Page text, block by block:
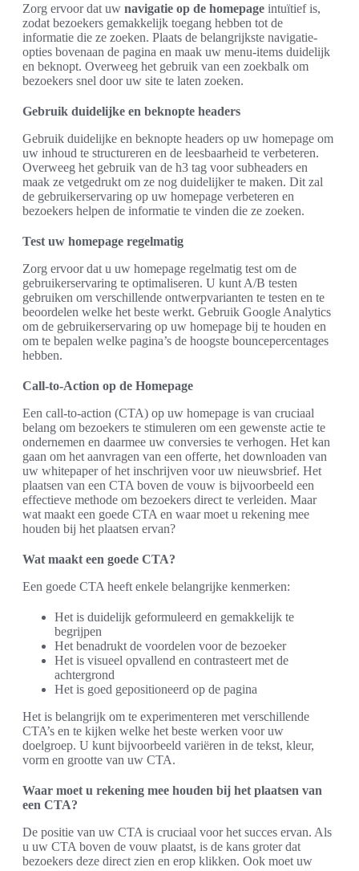
Zorg ervoor dat uw navigatie op de homepage intuïtief is,
zodat bezoekers gemakkelijk toegang hebben tot de
informatie die ze zoeken. Plaats de belangrijkste navigatie-
opties bovenaan de pagina en maak uw menu-items duidelijk
en beknopt. Overweeg het gebruik van een zoekbalk om
bezoekers snel door uw site te laten zoeken.
Gebruik duidelijke en beknopte headers
Gebruik duidelijke en beknopte headers op uw homepage om
uw inhoud te structureren en de leesbaarheid te verbeteren.
Overweeg het gebruik van de h3 tag voor subheaders en
maak ze vetgedrukt om ze nog duidelijker te maken. Dit zal
de gebruikerservaring op uw homepage verbeteren en
bezoekers helpen de informatie te vinden die ze zoeken.
Test uw homepage regelmatig
Zorg ervoor dat u uw homepage regelmatig test om de
gebruikerservaring te optimaliseren. U kunt A/B testen
gebruiken om verschillende ontwerpvarianten te testen en te
beoordelen welke het beste werkt. Gebruik Google Analytics
om de gebruikerservaring op uw homepage bij te houden en
om te bepalen welke pagina’s de hoogste bouncepercentages
hebben.
Call-to-Action op de Homepage
Een call-to-action (CTA) op uw homepage is van cruciaal
belang om bezoekers te stimuleren om een gewenste actie te
ondernemen en daarmee uw conversies te verhogen. Het kan
gaan om het aanvragen van een offerte, het downloaden van
uw whitepaper of het inschrijven voor uw nieuwsbrief. Het
plaatsen van een CTA boven de vouw is bijvoorbeeld een
effectieve methode om bezoekers direct te verleiden. Maar
wat maakt een goede CTA en waar moet u rekening mee
houden bij het plaatsen ervan?
Wat maakt een goede CTA?
Een goede CTA heeft enkele belangrijke kenmerken:
Het is duidelijk geformuleerd en gemakkelijk te
begrijpen
Het benadrukt de voordelen voor de bezoeker
Het is visueel opvallend en contrasteert met de
achtergrond
Het is goed gepositioneerd op de pagina
Het is belangrijk om te experimenteren met verschillende
CTA’s en te kijken welke het beste werken voor uw
doelgroep. U kunt bijvoorbeeld variëren in de tekst, kleur,
vorm en grootte van uw CTA.
Waar moet u rekening mee houden bij het plaatsen van
een CTA?
De positie van uw CTA is cruciaal voor het succes ervan. Als
u uw CTA boven de vouw plaatst, is de kans groter dat
bezoekers deze direct zien en erop klikken. Ook moet uw